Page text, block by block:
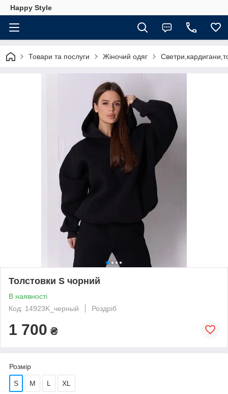
Happy Style
Товари та послуги Жіночий одяг
Толстовки S чорний
В наявності
Код: 14923K_черный
Роздріб
1 700 ₴
Розмір
S M L XL